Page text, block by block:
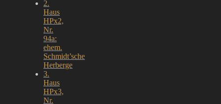
2.
Haus
HPx2,
Nr.
94a:
ehem.
Schmidt’sche
Herberge
3.
Haus
HPx3,
Nr.